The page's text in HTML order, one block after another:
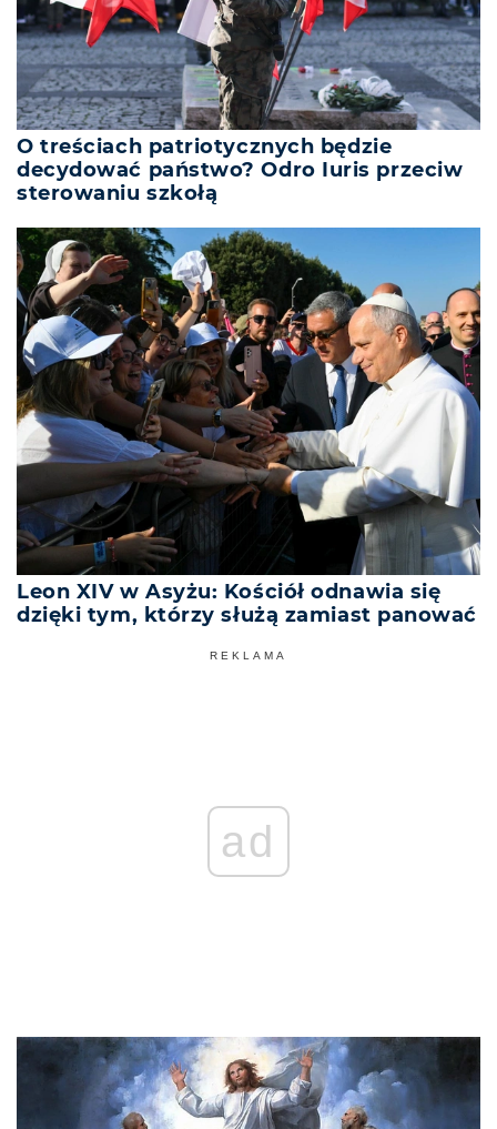
O treściach patriotycznych będzie
decydować państwo? Odro Iuris przeciw
sterowaniu szkołą
Leon XIV w Asyżu: Kościół odnawia się
dzięki tym, którzy służą zamiast panować
REKLAMA
ad